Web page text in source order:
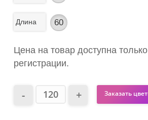
Длина 60
Цена на товар доступна
регистрации.
Заказать